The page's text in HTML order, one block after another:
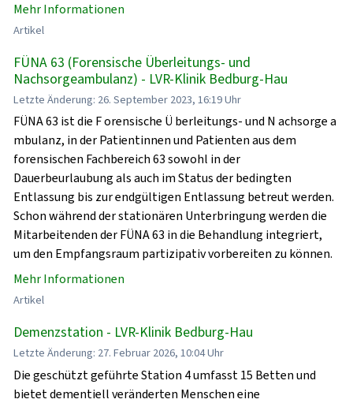
Mehr Informationen
Artikel
FÜNA 63 (Forensische Überleitungs- und
Nachsorgeambulanz) - LVR-Klinik Bedburg-Hau
Letzte Änderung: 26. September 2023, 16:19 Uhr
FÜNA 63 ist die F orensische Ü berleitungs- und N achsorge a
mbulanz, in der Patientinnen und Patienten aus dem
forensischen Fachbereich 63 sowohl in der
Dauerbeurlaubung als auch im Status der bedingten
Entlassung bis zur endgültigen Entlassung betreut werden.
Schon während der stationären Unterbringung werden die
Mitarbeitenden der FÜNA 63 in die Behandlung integriert,
um den Empfangsraum partizipativ vorbereiten zu können.
Mehr Informationen
Artikel
Demenzstation - LVR-Klinik Bedburg-Hau
Letzte Änderung: 27. Februar 2026, 10:04 Uhr
Die geschützt geführte Station 4 umfasst 15 Betten und
bietet dementiell veränderten Menschen eine